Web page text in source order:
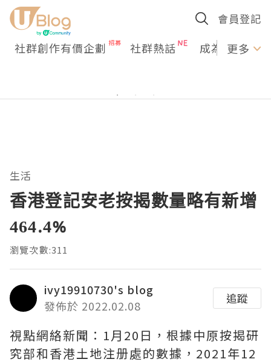
會員登記
社群創作有價企劃 社群熱話 成為U更多
生活
香港登記安老按揭數量略有新增
464.4%
瀏覽次數:311
ivy19910730's blog
發佈於 2022.02.08
追蹤
視點網絡新聞：1月20日，根據中原按揭研
究部和香港土地注册處的數據，2021年12